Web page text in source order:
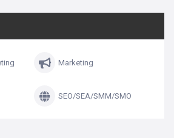
Marketing
SEO/SEA/SMM/SMO